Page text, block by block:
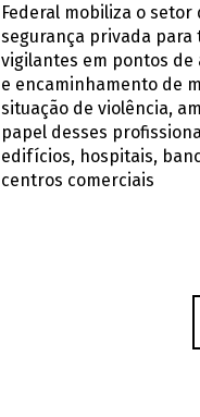
Federal mobiliza o setor
segurança privada
vigilantes em pontos de
e encaminhamento de
situação de violência,
papel desses
edifícios, hospitais,
centros comerciais